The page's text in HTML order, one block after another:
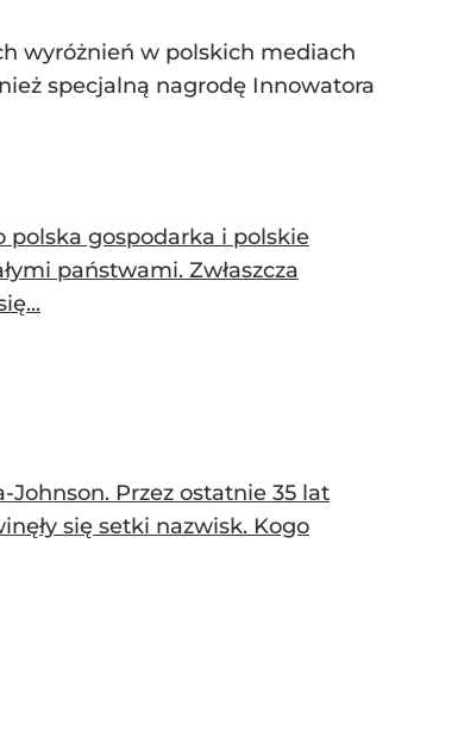
wyróżnień w polskich mediach
specjalną nagrodę Innowatora
gospodarka i polskie
państwami. Zwłaszcza
Johnson. Przez ostatnie 35 lat
się setki nazwisk. Kogo